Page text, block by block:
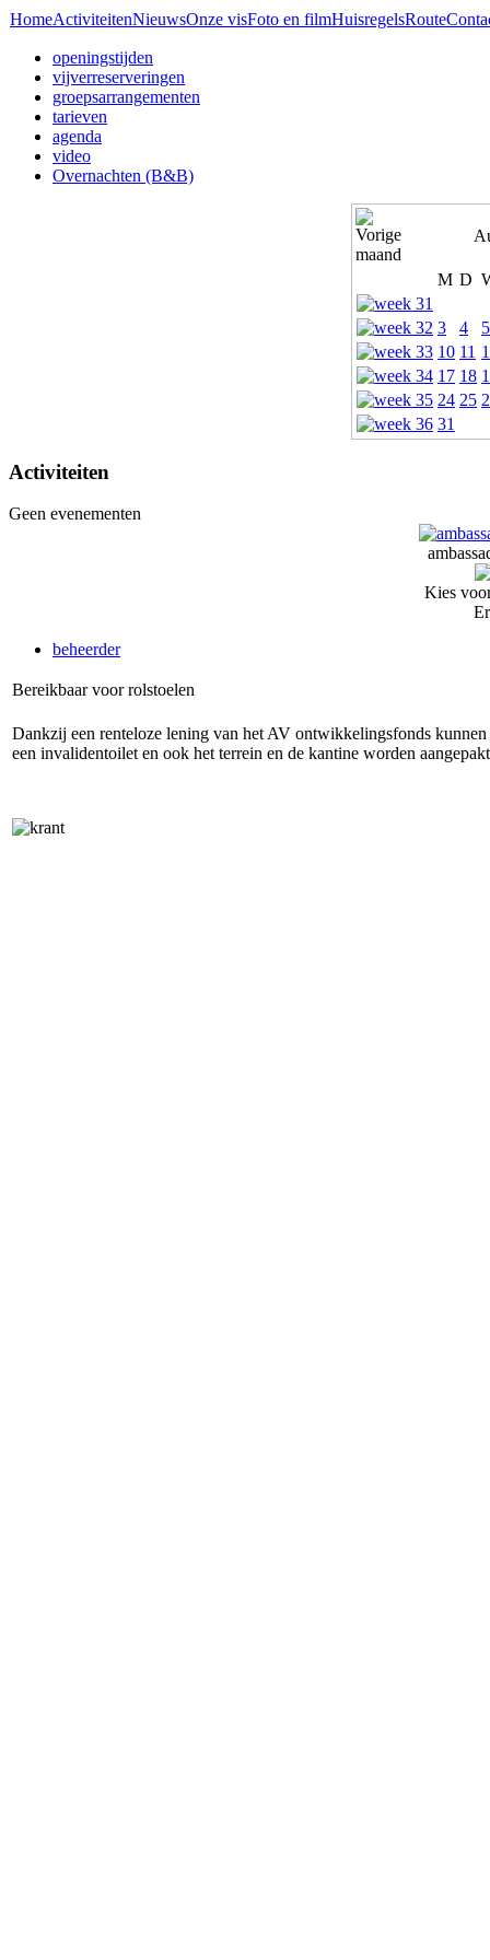
HomeActiviteitenNieuwsOnze visFoto en filmHuisregelsRoute
openingstijden
vijverreserveringen
groepsarrangementen
tarieven
agenda
video
Overnachten (B&B)
M D
3 4
5
10 11
17 18
24 25
31
Activiteiten
Geen evenementen
Kies
beheerder
Bereikbaar voor rolstoelen
Dankzij een renteloze lening van het AV ontwikkelingsfonds
een invalidentoilet en ook het terrein en de kantine worden